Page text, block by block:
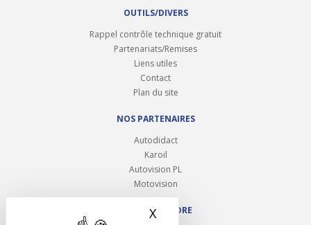
X Masquer le bandeau des
OUTILS/DIVERS
Rappel contrôle technique gratuit
Partenariats/Remises
Liens utiles
Contact
Plan du site
NOS PARTENAIRES
Autodidact
Karoil
Autovision PL
Motovision
NOUS REJOINDRE